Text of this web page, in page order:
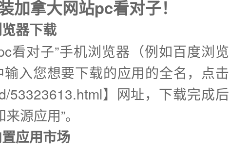
加拿大网站pc看对子！
器下载
看对子”手机浏览器（例如百度浏览
入您想要下载的应用的全名，点击
53323613.html】网址，下载完成后
源应用”。
应用市场